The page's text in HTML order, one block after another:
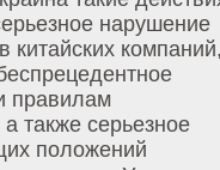
нарушение
китайских
правилам
также серьезное
положений